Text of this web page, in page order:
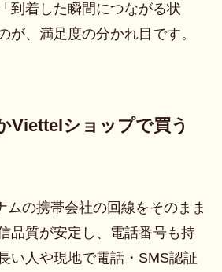
到着した瞬間につながる状
が、満足度の分かれ目です。
Viettelショップで買う
ムの携帯会社の回線をそのまま
品質が安定し、電話番号も持
い人や現地で電話・SMS認証